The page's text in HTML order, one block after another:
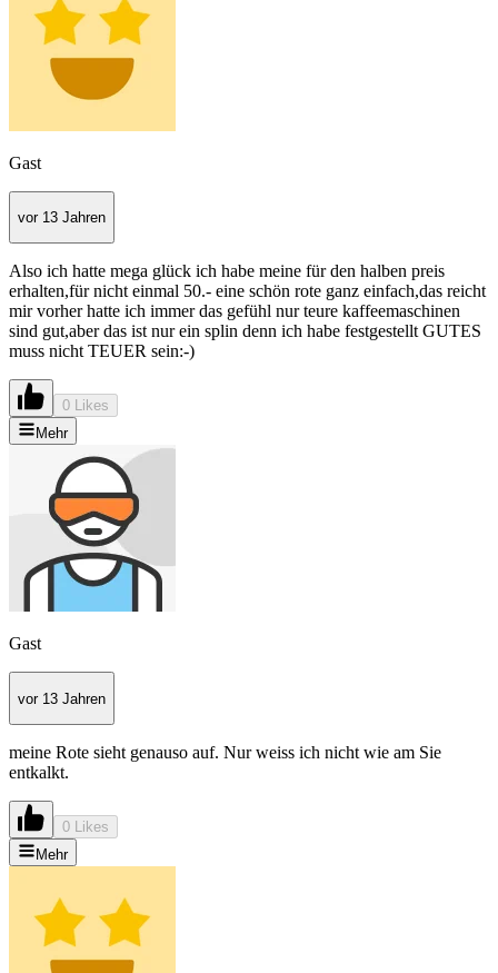
Gast
vor 13 Jahren
Also ich hatte mega glück ich habe meine für den halben preis
erhalten,für nicht einmal 50.- eine schön rote ganz einfach,das reicht
mir vorher hatte ich immer das gefühl nur teure kaffeemaschinen
sind gut,aber das ist nur ein splin denn ich habe festgestellt GUTES
muss nicht TEUER sein:-)
0 Likes
Mehr
Gast
vor 13 Jahren
meine Rote sieht genauso auf. Nur weiss ich nicht wie am Sie
entkalkt.
0 Likes
Mehr